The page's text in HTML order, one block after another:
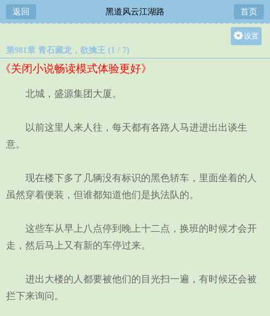
返回 黑道风云江湖路 首页
设置
第981章 青石藏龙，欲擒王 (1 / 7)
《关闭小说畅读模式体验更好》
北城，盛源集团大厦。
以前这里人来人往，每天都有各路人马进进出出谈生
意。
现在楼下多了几辆没有标识的黑色轿车，里面坐着的人
虽然穿着便装，但谁都知道他们是执法队的。
这些车从早上八点停到晚上十二点，换班的时候才会开
走，然后马上又有新的车停过来。
进出大楼的人都要被他们的目光扫一遍，有时候还会被
拦下来询问。